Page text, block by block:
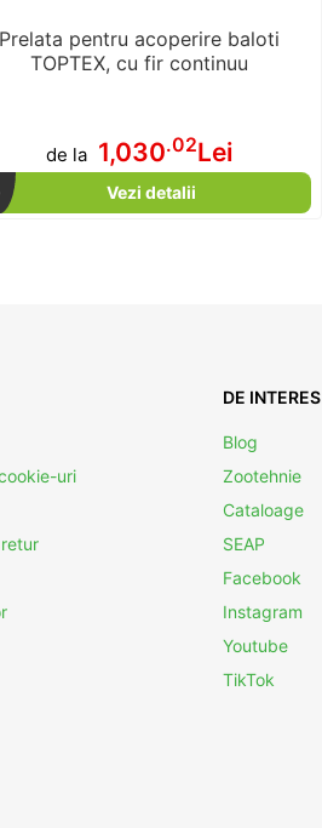
Prelata pentru acoperire baloti
TOPTEX, cu fir continuu
de la 1,030.02Lei
Vezi detalii
uri
DE INTERES
Blog
Zootehnie
Cataloage
SEAP
Facebook
Instagram
Youtube
TikTok